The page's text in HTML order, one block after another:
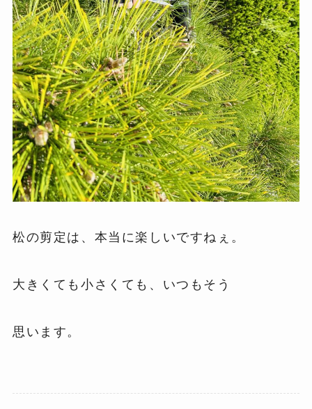
松の剪定は、本当に楽しいですねぇ。
大きくても小さくても、いつもそう
思います。